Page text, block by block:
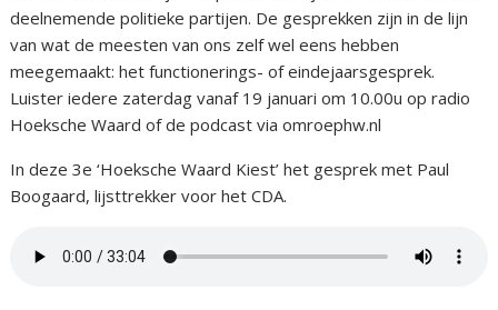
deelnemende politieke partijen. De gesprekken zijn in de lijn
van wat de meesten van ons zelf wel eens hebben
meegemaakt: het functionerings- of eindejaarsgesprek.
Luister iedere zaterdag vanaf 19 januari om 10.00u op radio
Hoeksche Waard of de podcast via omroephw.nl
In deze 3e ‘Hoeksche Waard Kiest’ het gesprek met Paul
Boogaard, lijsttrekker voor het CDA.